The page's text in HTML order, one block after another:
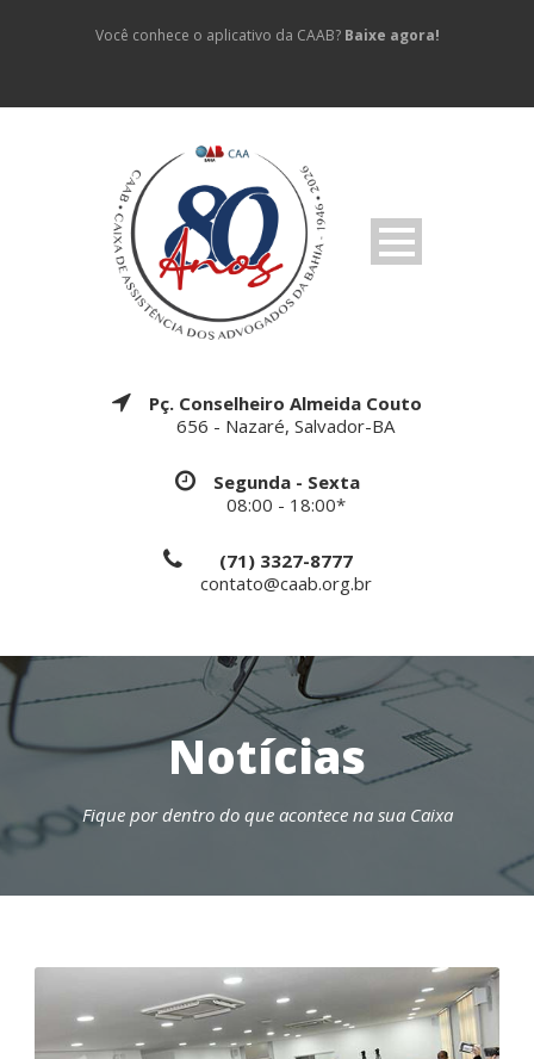
Você conhece o aplicativo da CAAB? Baixe agora!
Pç. Conselheiro Almeida Couto
656 - Nazaré, Salvador-BA
Segunda - Sexta
08:00 - 18:00*
(71) 3327-8777
contato@caab.org.br
Notícias
Fique por dentro do que acontece na sua Caixa